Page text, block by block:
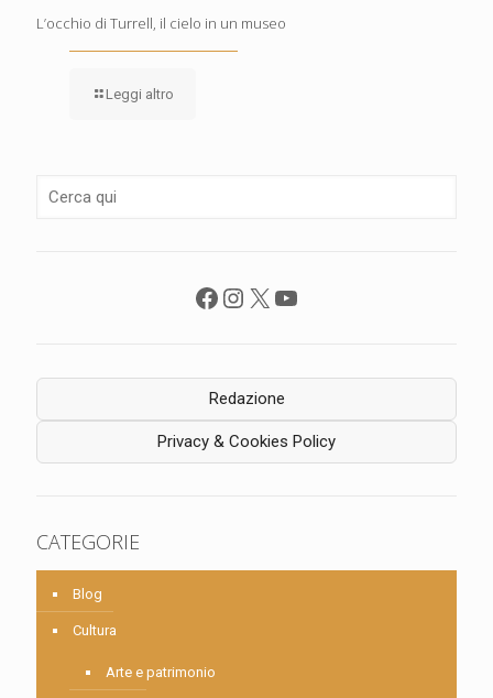
L’occhio di Turrell, il cielo in un museo
Leggi altro
Facebook
Instagram
X YouTube
Redazione
Privacy & Cookies Policy
CATEGORIE
Blog
Cultura
Arte e patrimonio